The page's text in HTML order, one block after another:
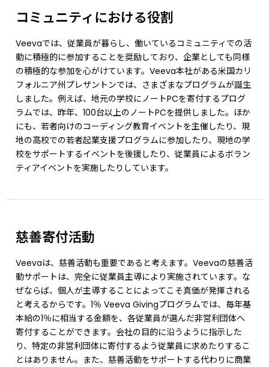
コミュニティにおける役割
Veevaでは、従業員が暮らし、働いているコミュニティでの活
動に積極的に参加することを奨励しており、企業としても同様
の積極的な参加を心がけています。Veeva本社がある米国カリ
フォルニア州プレザントンでは、さまざまなプログラムが誕生
しました。例えば、地元の学校にノートPCを寄付するプログ
ラムでは、昨年、100台以上のノートPCを提供しました。ほか
にも、若者向けのコーディング教育イベントを主催したり、現
地の高校での若者起業支援プログラムに参加したり、現地の学
校をサポートするイベントを後援したり、従業員によるボラン
ティアイベントを実施したりしています。
慈善寄付活動
Veevaは、慈善活動も重要であると考えます。Veevaの慈善活
動サポートは、完全に従業員主導により実施されています。な
ぜならば、個人が主導することによってこそ真価が発揮される
と考えるからです。1％ Veeva Givingプログラムでは、毎年基
本給の1％に相当する金額を、各従業員が選んだ非営利団体へ
寄付することができます。会社の目的に沿うように指示した
り、特定の非営利団体に寄付するよう従業員に求めたりするこ
とはありません。また、慈善活動をサポートする代わりに商業